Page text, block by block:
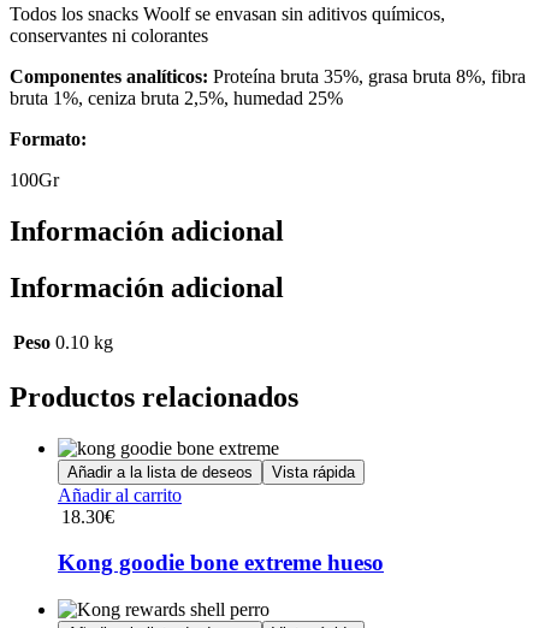
Todos los snacks Woolf se envasan sin aditivos químicos,
conservantes ni colorantes
Componentes analíticos: Proteína bruta 35%, grasa bruta 8%, fibra
bruta 1%, ceniza bruta 2,5%, humedad 25%
Formato:
100Gr
Información adicional
Información adicional
Peso 0.10 kg
Productos relacionados
Añadir a la lista de deseos Vista rápida
Añadir al carrito
18.30€
Kong goodie bone extreme hueso